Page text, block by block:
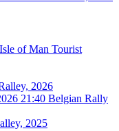
Isle of Man Tourist
2026
21:40 Belgian Rally
2025